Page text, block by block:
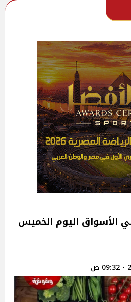
أسعار الخضراوات في الأسواق‎‎ اليوم الخميس